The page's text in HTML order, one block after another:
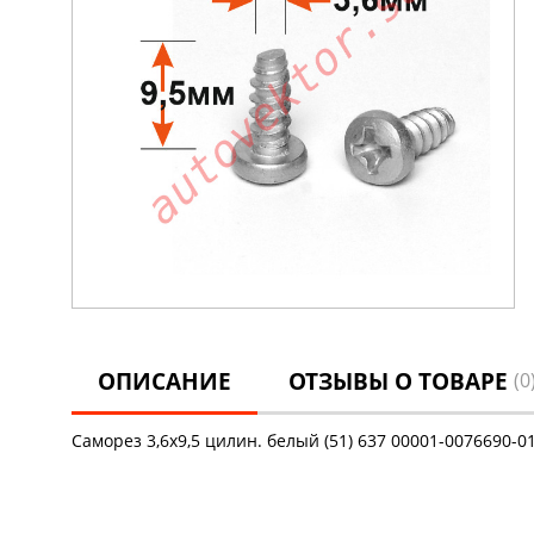
ОПИСАНИЕ ОТЗЫВЫ О ТОВАРЕ
Саморез 3,6х9,5 цилин. белый (51) 637 00001-0076690-